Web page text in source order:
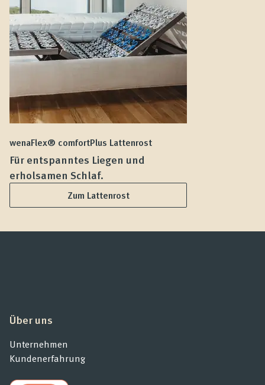
wenaFlex® comfortPlus Lattenrost
Für entspanntes Liegen und
erholsamen Schlaf.
Zum Lattenrost
Über uns
Unternehmen
Kundenerfahrung